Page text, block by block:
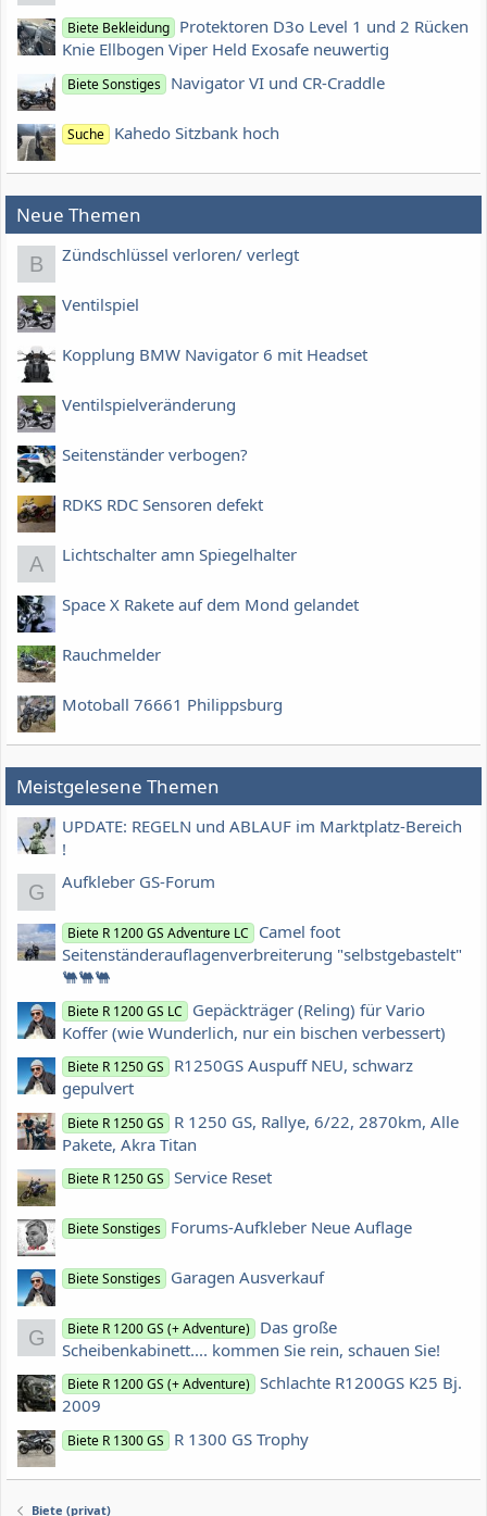
Biete Bekleidung Protektoren D3o Level 1 und 2 Rücken
Knie Ellbogen Viper Held Exosafe neuwertig
Biete Sonstiges Navigator VI und CR-Craddle
Suche Kahedo Sitzbank hoch
Neue Themen
B Zündschlüssel verloren/ verlegt
Ventilspiel
Kopplung BMW Navigator 6 mit Headset
Ventilspielveränderung
Seitenständer verbogen?
RDKS RDC Sensoren defekt
A Lichtschalter amn Spiegelhalter
Space X Rakete auf dem Mond gelandet
Rauchmelder
Motoball 76661 Philippsburg
Meistgelesene Themen
UPDATE: REGELN und ABLAUF im Marktplatz-Bereich
!
G Aufkleber GS-Forum
Biete R 1200 GS Adventure LC
Camel foot
Seitenständerauflagenverbreiterung "selbstgebastelt"
🐫🐫🐫
Biete R 1200 GS LC
Gepäckträger (Reling) für Vario
Koffer (wie Wunderlich, nur ein bischen verbessert)
Biete R 1250 GS
R1250GS Auspuff NEU, schwarz
gepulvert
Biete R 1250 GS
R 1250 GS, Rallye, 6/22, 2870km, Alle
Pakete, Akra Titan
Biete R 1250 GS Service Reset
Biete Sonstiges Forums-Aufkleber Neue Auflage
Biete Sonstiges Garagen Ausverkauf
G Biete R 1200 GS (+ Adventure) Das große
Scheibenkabinett.... kommen Sie rein, schauen Sie!
Biete R 1200 GS (+ Adventure) Schlachte R1200GS K25 Bj.
2009
Biete R 1300 GS R 1300 GS Trophy
Biete (privat)